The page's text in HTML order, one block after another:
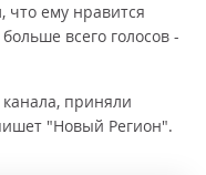
что ему нравится
всего голосов -
приняли
"Новый Регион".